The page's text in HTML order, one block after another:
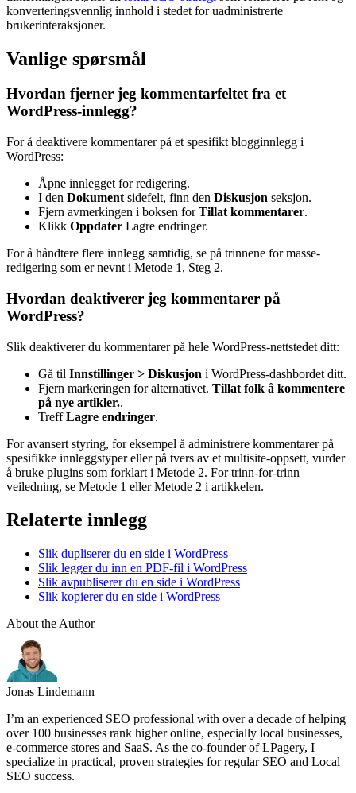
konverteringsvennlig innhold i stedet for uadministrerte
brukerinteraksjoner.
Vanlige spørsmål
Hvordan fjerner jeg kommentarfeltet fra et
WordPress-innlegg?
For å deaktivere kommentarer på et spesifikt blogginnlegg i
WordPress:
Åpne innlegget for redigering.
I den Dokument sidefelt, finn den Diskusjon seksjon.
Fjern avmerkingen i boksen forTillat kommentarer.
Klikk Oppdater Lagre endringer.
For å håndtere flere innlegg samtidig, se på trinnene for masse-
redigering som er nevnt i Metode 1, Steg 2.
Hvordan deaktiverer jeg kommentarer på
WordPress?
Slik deaktiverer du kommentarer på hele WordPress-nettstedet ditt:
Gå til Innstillinger > Diskusjon i WordPress-dashbordet ditt.
Fjern markeringen for alternativet. Tillat folk å kommentere
på nye artikler..
TreffLagre endringer.
For avansert styring, for eksempel å administrere kommentarer på
spesifikke innleggstyper eller på tvers av et multisite-oppsett, vurder
å bruke plugins som forklart i Metode 2. For trinn-for-trinn
veiledning, se Metode 1 eller Metode 2 i artikkelen.
Relaterte innlegg
Slik dupliserer du en side i WordPress
Slik legger du inn en PDF-fil i WordPress
Slik avpubliserer du en side i WordPress
Slik kopierer du en side i WordPress
About the Author
Jonas Lindemann
I’m an experienced SEO professional with over a decade of helping
over 100 businesses rank higher online, especially local businesses,
e-commerce stores and SaaS. As the co-founder of LPagery, I
specialize in practical, proven strategies for regular SEO and Local
SEO success.